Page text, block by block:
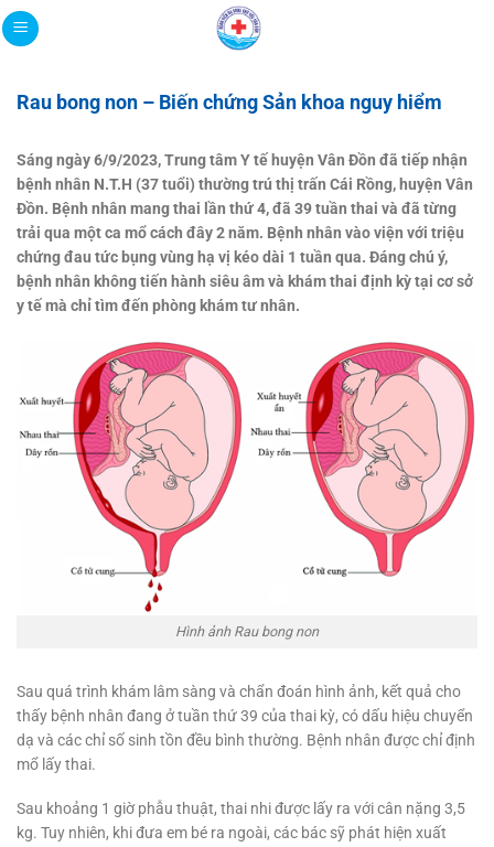
Bỏ
qua
dung
Rau bong non – Biến chứng Sản khoa nguy hiểm
Sáng ngày 6/9/2023, Trung tâm Y tế huyện Vân Đồn đã tiếp nhận
bệnh nhân N.T.H (37 tuổi) thường trú thị trấn Cái Rồng, huyện Vân
Đồn. Bệnh nhân mang thai lần thứ 4, đã 39 tuần thai và đã từng
trải qua một ca mổ cách đây 2 năm. Bệnh nhân vào viện với triệu
chứng đau tức bụng vùng hạ vị kéo dài 1 tuần qua. Đáng chú ý,
bệnh nhân không tiến hành siêu âm và khám thai định kỳ tại cơ sở
y tế mà chỉ tìm đến phòng khám tư nhân.
Hình ảnh Rau bong non
Sau quá trình khám lâm sàng và chẩn đoán hình ảnh, kết quả cho
thấy bệnh nhân đang ở tuần thứ 39 của thai kỳ, có dấu hiệu chuyển
dạ và các chỉ số sinh tồn đều bình thường. Bệnh nhân được chỉ định
mổ lấy thai.
Sau khoảng 1 giờ phẫu thuật, thai nhi được lấy ra với cân nặng 3,5
kg. Tuy nhiên, khi đưa em bé ra ngoài, các bác sỹ phát hiện xuất